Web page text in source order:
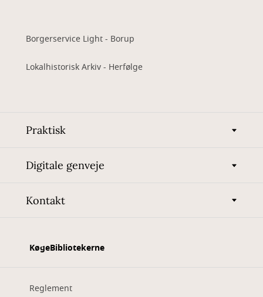
Borgerservice Light - Borup
Lokalhistorisk Arkiv - Herfølge
Praktisk
Digitale genveje
Kontakt
KøgeBibliotekerne
Reglement